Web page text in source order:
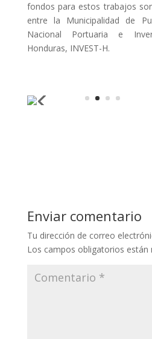
fondos para estos trabajos
entre la Municipalidad de
Nacional Portuaria e
Honduras, INVEST-H.
Enviar comentario
Tu dirección de correo
Los campos obligatorios están